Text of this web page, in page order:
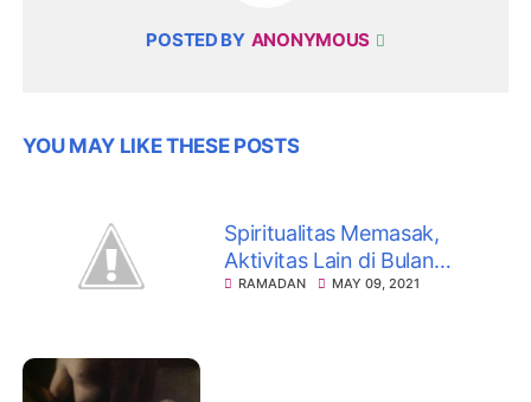
POSTED BY ANONYMOUS
YOU MAY LIKE THESE POSTS
Spiritualitas Memasak,
Aktivitas Lain di Bulan
Ramadan
RAMADAN MAY 09, 2021